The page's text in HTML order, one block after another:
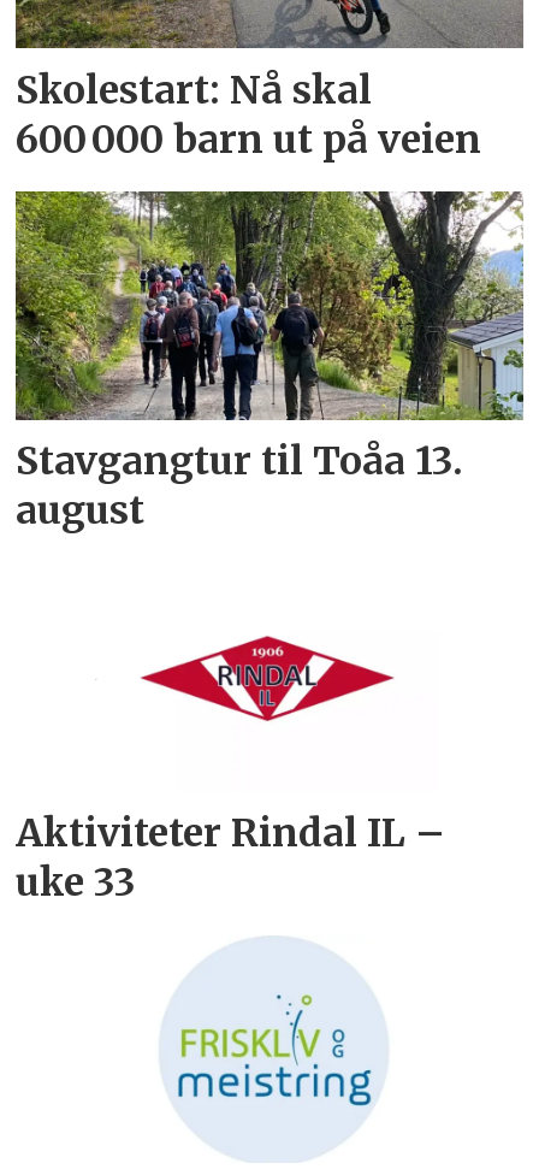
Skolestart: Nå skal
600 000 barn ut på veien
Stavgangtur til Toåa 13.
august
Aktiviteter Rindal IL –
uke 33